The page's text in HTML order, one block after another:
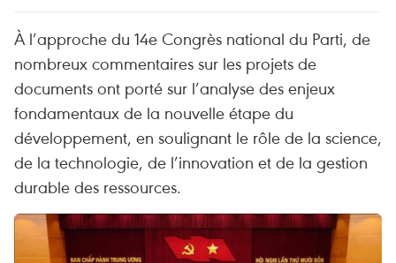
À l’approche du 14e Congrès national du Parti, de
nombreux commentaires sur les projets de
documents ont porté sur l’analyse des enjeux
fondamentaux de la nouvelle étape du
développement, en soulignant le rôle de la science,
de la technologie, de l’innovation et de la gestion
durable des ressources.